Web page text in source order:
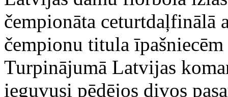
čempionāta ceturtdaļfinālā
čempionu titula
Turpinājumā Latvijas
ieguvusi pēdējos divos